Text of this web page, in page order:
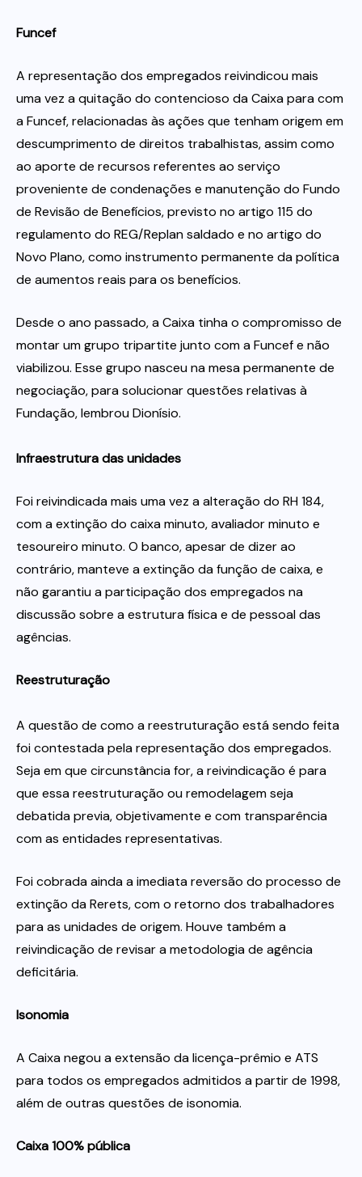
Funcef
A representação dos empregados reivindicou mais
uma vez a quitação do contencioso da Caixa para com
a Funcef, relacionadas às ações que tenham origem em
descumprimento de direitos trabalhistas, assim como
ao aporte de recursos referentes ao serviço
proveniente de condenações e manutenção do Fundo
de Revisão de Benefícios, previsto no artigo 115 do
regulamento do REG/Replan saldado e no artigo do
Novo Plano, como instrumento permanente da política
de aumentos reais para os benefícios.
Desde o ano passado, a Caixa tinha o compromisso de
montar um grupo tripartite junto com a Funcef e não
viabilizou. Esse grupo nasceu na mesa permanente de
negociação, para solucionar questões relativas à
Fundação, lembrou Dionísio.
Infraestrutura das unidades
Foi reivindicada mais uma vez a alteração do RH 184,
com a extinção do caixa minuto, avaliador minuto e
tesoureiro minuto. O banco, apesar de dizer ao
contrário, manteve a extinção da função de caixa, e
não garantiu a participação dos empregados na
discussão sobre a estrutura física e de pessoal das
agências.
Reestruturação
A questão de como a reestruturação está sendo feita
foi contestada pela representação dos empregados.
Seja em que circunstância for, a reivindicação é para
que essa reestruturação ou remodelagem seja
debatida previa, objetivamente e com transparência
com as entidades representativas.
Foi cobrada ainda a imediata reversão do processo de
extinção da Rerets, com o retorno dos trabalhadores
para as unidades de origem. Houve também a
reivindicação de revisar a metodologia de agência
deficitária.
Isonomia
A Caixa negou a extensão da licença-prêmio e ATS
para todos os empregados admitidos a partir de 1998,
além de outras questões de isonomia.
Caixa 100% pública